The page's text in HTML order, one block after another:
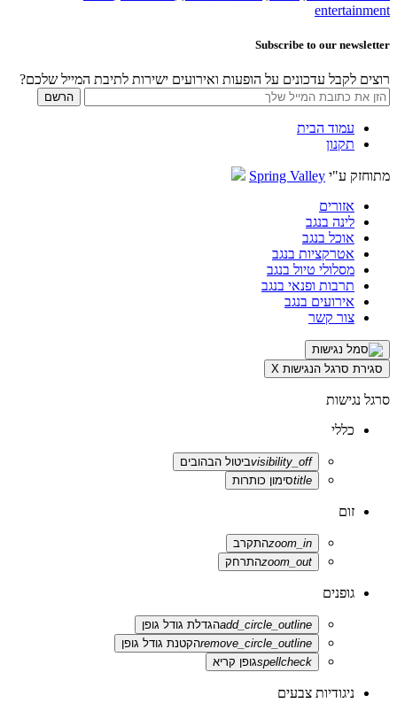
entertainment
Subscribe to our newsletter
רוצים לקבל עדכונים על הופעות ואירועים ישירות לתיבת המייל שלכם?
עמוד הבית
תקנון
מתוחזק ע"י Spring Valley
אזורים
לינה בנגב
אוכל בנגב
אטרקציות בנגב
מסלולי טיול בנגב
תרבות ופנאי בנגב
אירועים בנגב
צור קשר
סגירת סרגל הנגישות X
סרגל נגישות
כללי
visibility_offביטול הבהובים
titleסימון כותרות
זום
zoom_inהתקרב
zoom_outהתרחק
גופנים
add_circle_outlineהגדלת גודל גופן
remove_circle_outlineהקטנת גודל גופן
spellcheckגופן קריא
ניגודיות צבעים